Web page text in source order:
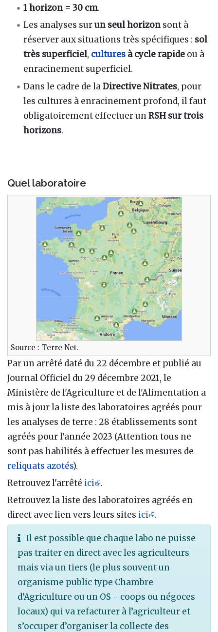
1 horizon = 30 cm.
Les analyses surun seul horizon sont à
réserver aux situations très spécifiques : sol
très superficiel, cultures à cycle rapide ou à
enracinement superficiel.
Dans le cadre de laDirective Nitrates, pour
les cultures à enracinement profond, il faut
obligatoirement effectuer unRSH sur trois
horizons.
Quel laboratoire
Source : Terre Net.
Par un arrêté daté du 22 décembre et publié au
Journal Officiel du 29 décembre 2021, le
Ministère de l'Agriculture et de l'Alimentation a
mis à jour la liste des laboratoires agréés pour
les analyses de terre : 28 établissements sont
agréés pour l'année 2023 (Attention tous ne
sont pas habilités à effectuer les mesures de
reliquats azotés).
Retrouvez l'arrêté ici
.
Retrouvez la liste des laboratoires agréés en
direct avec lien vers leurs sites ici .
Il est possible que chaque labo ne puisse
pas traiter en direct avec les agriculteurs
mais via un tiers (le plus souvent un
organisme public type Chambre
d’Agriculture ou un OS - coops ou négoces
locaux) qui va refacturer à l’agriculteur et
s’occuper d’organiser la collecte des